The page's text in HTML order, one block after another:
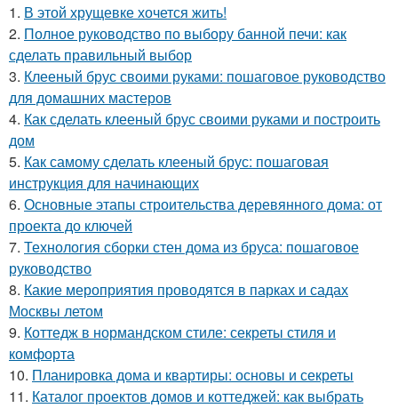
1. В этой хрущевке хочется жить!
2. Полное руководство по выбору банной печи: как
сделать правильный выбор
3. Клееный брус своими руками: пошаговое руководство
для домашних мастеров
4. Как сделать клееный брус своими руками и построить
дом
5. Как самому сделать клееный брус: пошаговая
инструкция для начинающих
6. Основные этапы строительства деревянного дома: от
проекта до ключей
7. Технология сборки стен дома из бруса: пошаговое
руководство
8. Какие мероприятия проводятся в парках и садах
Москвы летом
9. Коттедж в нормандском стиле: секреты стиля и
комфорта
10. Планировка дома и квартиры: основы и секреты
11. Каталог проектов домов и коттеджей: как выбрать